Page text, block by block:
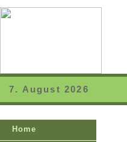
7. August 2026
Home